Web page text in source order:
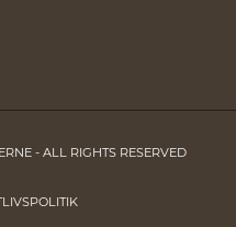
- ALL RIGHTS RESERVED